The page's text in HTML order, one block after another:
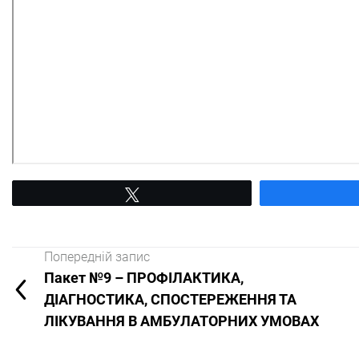
Попередній запис
Пакет №9 – ПРОФІЛАКТИКА,
ДІАГНОСТИКА, СПОСТЕРЕЖЕННЯ ТА
ЛІКУВАННЯ В АМБУЛАТОРНИХ УМОВАХ